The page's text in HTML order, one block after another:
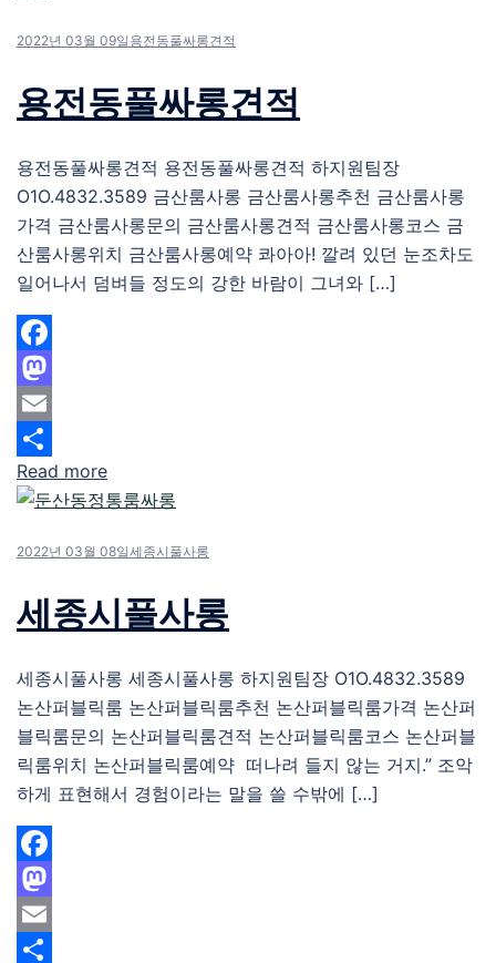
2022년 03월 09일 용전동풀싸롱견적
용전동풀싸롱견적
용전동풀싸롱견적 용전동풀싸롱견적 하지원팀장
O1O.4832.3589 금산룸사롱 금산룸사롱추천 금산룸사롱
가격 금산룸사롱문의 금산룸사롱견적 금산룸사롱코스 금
산룸사롱위치 금산룸사롱예약 콰아아! 깔려 있던 눈조차도
일어나서 덤벼들 정도의 강한 바람이 그녀와 […]
Facebook
Mastodon
Email
Share
Read more
2022년 03월 08일세종시풀사롱
세종시풀사롱
세종시풀사롱 세종시풀사롱 하지원팀장 O1O.4832.3589
논산퍼블릭룸 논산퍼블릭룸추천 논산퍼블릭룸가격 논산퍼
블릭룸문의 논산퍼블릭룸견적 논산퍼블릭룸코스 논산퍼블
릭룸위치 논산퍼블릭룸예약 떠나려 들지 않는 거지.” 조악
하게 표현해서 경험이라는 말을 쓸 수밖에 […]
Facebook
Mastodon
Email